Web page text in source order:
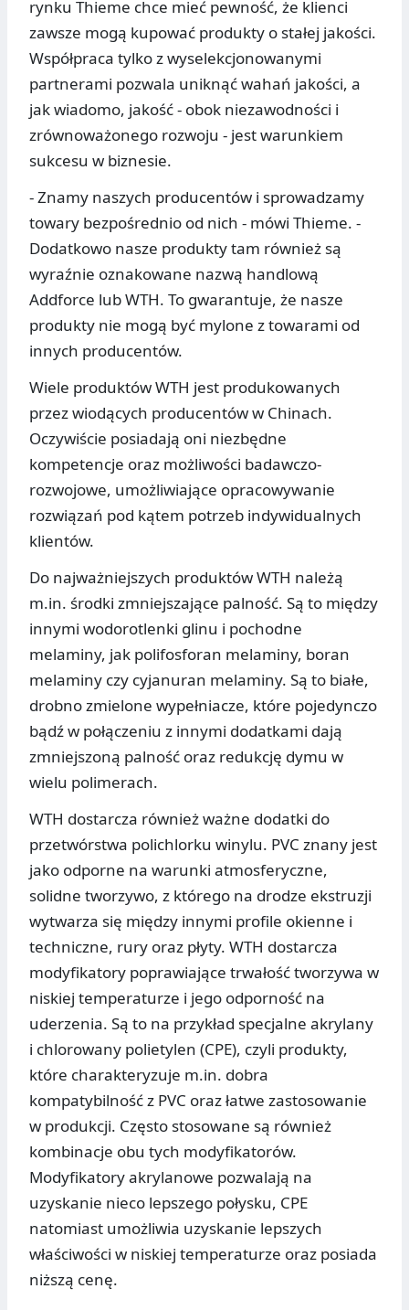
rynku Thieme chce mieć pewność, że klienci
zawsze mogą kupować produkty o stałej jakości.
Współpraca tylko z wyselekcjonowanymi
partnerami pozwala uniknąć wahań jakości, a
jak wiadomo, jakość - obok niezawodności i
zrównoważonego rozwoju - jest warunkiem
sukcesu w biznesie.
- Znamy naszych producentów i sprowadzamy
towary bezpośrednio od nich - mówi Thieme. -
Dodatkowo nasze produkty tam również są
wyraźnie oznakowane nazwą handlową
Addforce lub WTH. To gwarantuje, że nasze
produkty nie mogą być mylone z towarami od
innych producentów.
Wiele produktów WTH jest produkowanych
przez wiodących producentów w Chinach.
Oczywiście posiadają oni niezbędne
kompetencje oraz możliwości badawczo-
rozwojowe, umożliwiające opracowywanie
rozwiązań pod kątem potrzeb indywidualnych
klientów.
Do najważniejszych produktów WTH należą
m.in. środki zmniejszające palność. Są to między
innymi wodorotlenki glinu i pochodne
melaminy, jak polifosforan melaminy, boran
melaminy czy cyjanuran melaminy. Są to białe,
drobno zmielone wypełniacze, które pojedynczo
bądź w połączeniu z innymi dodatkami dają
zmniejszoną palność oraz redukcję dymu w
wielu polimerach.
WTH dostarcza również ważne dodatki do
przetwórstwa polichlorku winylu. PVC znany jest
jako odporne na warunki atmosferyczne,
solidne tworzywo, z którego na drodze ekstruzji
wytwarza się między innymi profile okienne i
techniczne, rury oraz płyty. WTH dostarcza
modyfikatory poprawiające trwałość tworzywa w
niskiej temperaturze i jego odporność na
uderzenia. Są to na przykład specjalne akrylany
i chlorowany polietylen (CPE), czyli produkty,
które charakteryzuje m.in. dobra
kompatybilność z PVC oraz łatwe zastosowanie
w produkcji. Często stosowane są również
kombinacje obu tych modyfikatorów.
Modyfikatory akrylanowe pozwalają na
uzyskanie nieco lepszego połysku, CPE
natomiast umożliwia uzyskanie lepszych
właściwości w niskiej temperaturze oraz posiada
niższą cenę.